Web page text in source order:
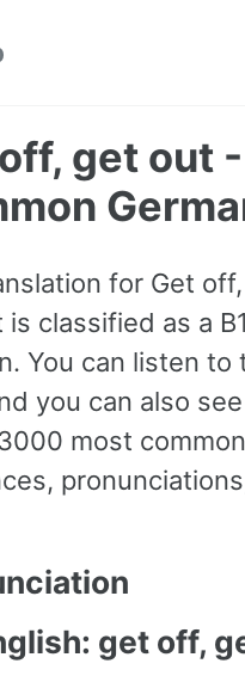
get out
for Get
is classified as a
You can listen
you can also
most
get off,